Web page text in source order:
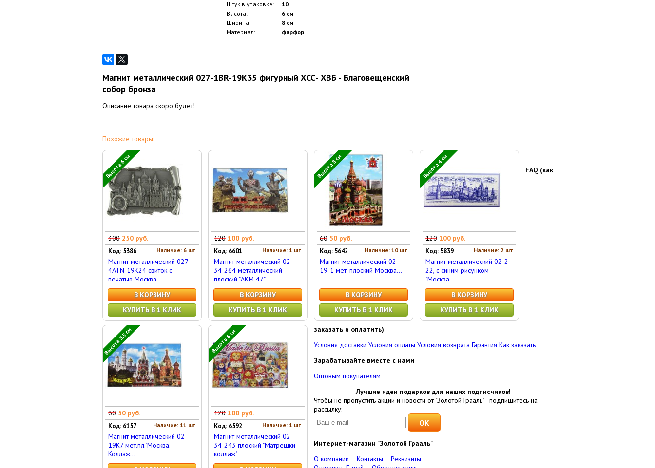
Штук в упаковке:
10
Высота:
6 см
Ширина:
8 см
Материал:
фарфор
Магнит металлический 027-1BR-19K35 фигурный ХСС- ХВБ - Благовещенский
собор бронза
Описание товара скоро будет!
Похожие товары:
Высота 6 см
300 250 руб.
Наличие: 6 шт
Код: 5386
Магнит металлический 027-
4ATN-19K24 свиток с
печатью Москва...
В КОРЗИНУ
КУПИТЬ В 1 КЛИК
120 100 руб.
Наличие: 1 шт
Код: 6601
Магнит металлический 02-
34-264 металлический
плоский "АКМ 47"
В КОРЗИНУ
КУПИТЬ В 1 КЛИК
Высота 8 см
60 50 руб.
Наличие: 10 шт
Код: 5642
Магнит металлический 02-
19-1 мет. плоский Москва...
В КОРЗИНУ
КУПИТЬ В 1 КЛИК
Высота 4 см
120 100 руб.
Наличие: 2 шт
Код: 5839
Магнит металлический 02-2-
22, с синим рисунком
"Москва...
В КОРЗИНУ
КУПИТЬ В 1 КЛИК
Высота 5,5 см
60 50 руб.
Наличие: 11 шт
Код: 6157
Магнит металлический 02-
19K7 мет.пл."Москва.
Коллаж...
Высота 6 см
120 100 руб.
Наличие: 1 шт
Код: 6592
Магнит металлический 02-
34-243 плоский "Матрешки
коллаж"
FAQ (как
заказать и оплатить)
Условия доставки Условия оплаты Условия возврата Гарантия Как заказать
Зарабатывайте вместе с нами
Оптовым покупателям
Лучшие идеи подарков для наших подписчиков!
Чтобы не пропустить акции и новости от "Золотой Грааль" - подпишитесь на
рассылку:
Интернет-магазин "Золотой Грааль"
О компании
Контакты
Реквизиты